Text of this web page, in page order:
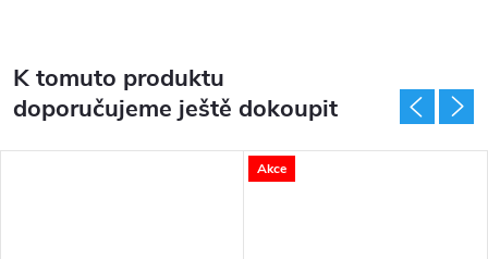
K tomuto produktu
doporučujeme ještě dokoupit
Akce